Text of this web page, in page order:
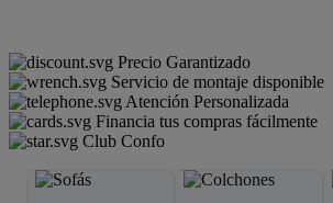
Precio Garantizado
Servicio de montaje disponible
Atención Personalizada
Financia tus compras fácilmente
Club Confo